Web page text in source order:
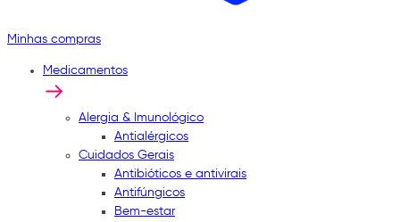
Minhas compras
Medicamentos
Alergia & Imunológico
Antialérgicos
Cuidados Gerais
Antibióticos e antivirais
Antifúngicos
Bem-estar